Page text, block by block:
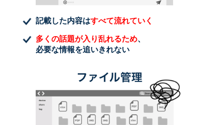
記載した内容はすべて流れていく
多くの話題が入り乱れるため、
必要な情報を追いきれない